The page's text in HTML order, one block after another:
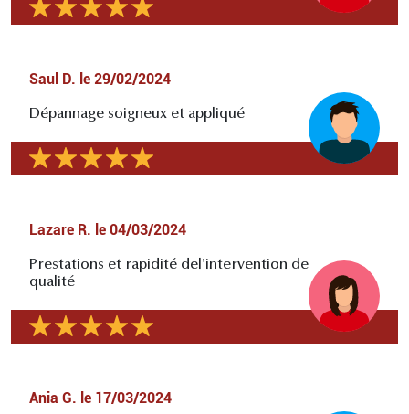
Saul D. le 29/02/2024
Dépannage soigneux et appliqué
Lazare R. le 04/03/2024
Prestations et rapidité del'intervention de
qualité
Ania G. le 17/03/2024